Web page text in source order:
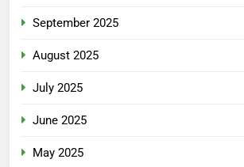
September 2025
August 2025
July 2025
June 2025
May 2025